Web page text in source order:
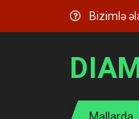
Bizimlə